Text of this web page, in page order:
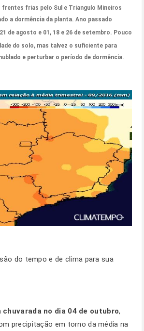
frentes frias pelo Sul e Triangulo Mineiros
a dormência da planta. Ano passado
de agosto e 01, 18 e 26 de setembro. Pouco
do solo, mas talvez o suficiente para
e perturbar o período de dormência.
do tempo e de clima para sua
chuvarada no dia 04 de outubro,
precipitação em torno da média na